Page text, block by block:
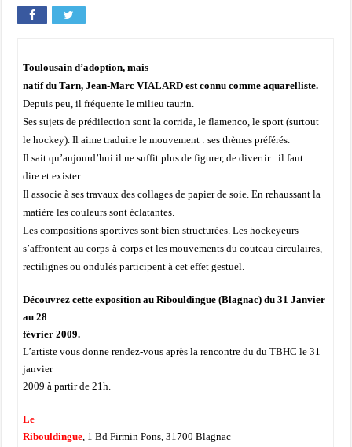
Toulousain d’adoption, mais
natif du Tarn, Jean-Marc VIALARD est connu comme aquarelliste.
Depuis peu, il fréquente le milieu taurin.
Ses sujets de prédilection sont la corrida, le flamenco, le sport (surtout
le hockey). Il aime traduire le mouvement : ses thèmes préférés.
Il sait qu’aujourd’hui il ne suffit plus de figurer, de divertir : il faut
dire et exister.
Il associe à ses travaux des collages de papier de soie. En rehaussant la
matière les couleurs sont éclatantes.
Les compositions sportives sont bien structurées. Les hockeyeurs
s’affrontent au corps-à-corps et les mouvements du couteau circulaires,
rectilignes ou ondulés participent à cet effet gestuel.
Découvrez cette exposition au Ribouldingue (Blagnac) du 31 Janvier
au 28
février 2009.
L’artiste vous donne rendez-vous après la rencontre du du TBHC le 31
janvier
2009 à partir de 21h.
Le
Ribouldingue, 1 Bd Firmin Pons, 31700 Blagnac